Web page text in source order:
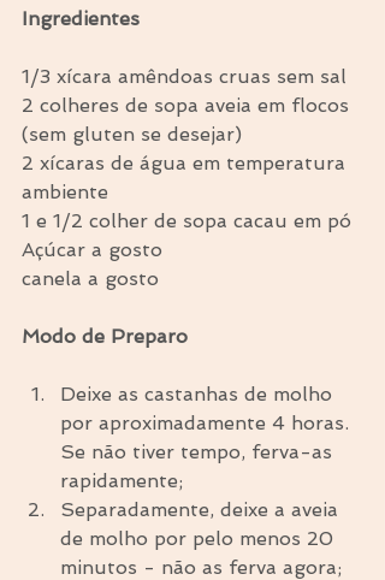
Ingredientes
1/3 xícara amêndoas cruas sem sal
2 colheres de sopa aveia em flocos
(sem gluten se desejar)
2 xícaras de água em temperatura
ambiente
1 e 1/2 colher de sopa cacau em pó
Açúcar a gosto
canela a gosto
Modo de Preparo
Deixe as castanhas de molho
por aproximadamente 4 horas.
Se não tiver tempo, ferva-as
rapidamente;
Separadamente, deixe a aveia
de molho por pelo menos 20
minutos - não as ferva agora;